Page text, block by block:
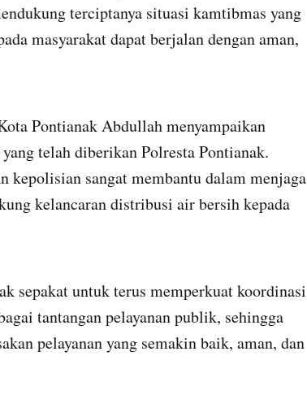
terciptanya situasi kamtibmas yang
masyarakat dapat berjalan dengan aman,
Pontianak Abdullah menyampaikan
telah diberikan Polresta Pontianak.
kepolisian sangat membantu dalam menjaga
kelancaran distribusi air bersih kepada
sepakat untuk terus memperkuat koordinasi
tantangan pelayanan publik, sehingga
pelayanan yang semakin baik, aman, dan